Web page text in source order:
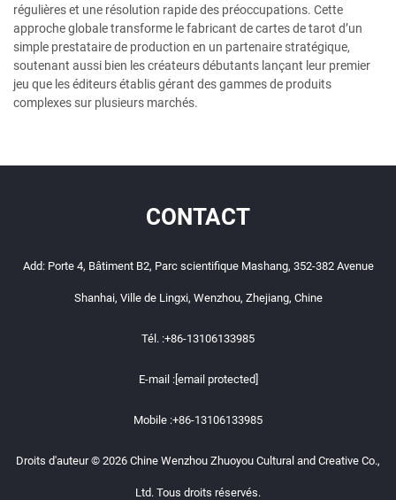
régulières et une résolution rapide des préoccupations. Cette
approche globale transforme le fabricant de cartes de tarot d’un
simple prestataire de production en un partenaire stratégique,
soutenant aussi bien les créateurs débutants lançant leur premier
jeu que les éditeurs établis gérant des gammes de produits
complexes sur plusieurs marchés.
CONTACT
Add: Porte 4, Bâtiment B2, Parc scientifique Mashang, 352-382 Avenue
Shanhai, Ville de Lingxi, Wenzhou, Zhejiang, Chine
Tél. :+86-13106133985
E-mail :[email protected]
Mobile :+86-13106133985
Droits d'auteur © 2026 Chine Wenzhou Zhuoyou Cultural and Creative Co.,
Ltd. Tous droits réservés.